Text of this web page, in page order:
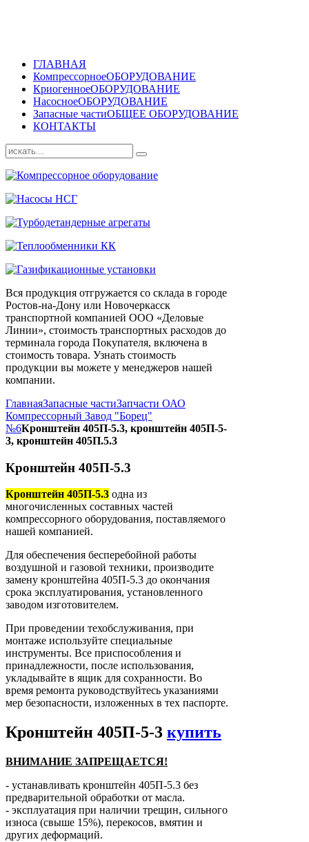
ГЛАВНАЯ
КомпрессорноеОБОРУДОВАНИЕ
КриогенноеОБОРУДОВАНИЕ
НасосноеОБОРУДОВАНИЕ
Запасные частиОБЩЕЕ ОБОРУДОВАНИЕ
КОНТАКТЫ
Вся продукция отгружается со склада в городе
Ростов-на-Дону или Новочеркасск
транспортной компанией ООО «Деловые
Линии», стоимость транспортных расходов до
терминала города Покупателя, включена в
стоимость товара. Узнать стоимость
продукции вы можете у менеджеров нашей
компании.
ГлавнаяЗапасные частиЗапчасти ОАО
Компрессорный Завод "Борец"
№6Кронштейн 405П-5.3, кронштейн 405П-5-
3, кронштейн 405П.5.3
Кронштейн 405П-5.3
Кронштейн 405П-5.3 одна из
многочисленных составных частей
компрессорного оборудования, поставляемого
нашей компанией.
Для обеспечения бесперебойной работы
воздушной и газовой техники, производите
замену кронштейна 405П-5.3 до окончания
срока эксплуатирования, установленного
заводом изготовителем.
При проведении техобслуживания, при
монтаже используйте специальные
инструменты. Все приспособления и
принадлежности, после использования,
укладывайте в ящик для сохранности. Во
время ремонта руководствуйтесь указаниями
мер безопасности, изложенных в тех паспорте.
Кронштейн 405П-5-3 купить
ВНИМАНИЕ ЗАПРЕЩАЕТСЯ!
- устанавливать кронштейн 405П-5.3 без
предварительной обработки от масла.
- эксплуатация при наличии трещин, сильного
износа (свыше 15%), перекосов, вмятин и
других деформаций.